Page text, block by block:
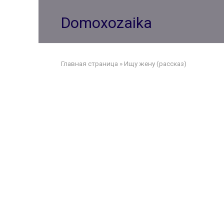
Domoxozaika
Главная страница » Ищу жену (рассказ)